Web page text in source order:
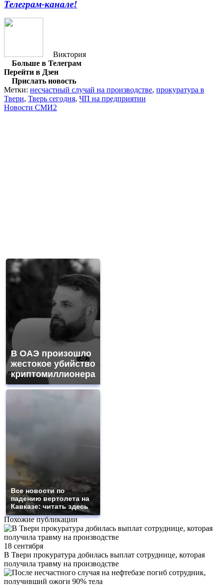
Телеграм-канале!
Виктория
Больше в Телеграм
Перейти в Дзен
Прислать новость
Метки: несчастный случай на производстве, прокуратура в
Твери, Тверь сегодня, ЧП на предприятии
Новости СМИ2
В ОАЭ произошло
жестокое убийство
криптомиллионера
Все новости по
падению вертолета на
Кавказе: читать здесь
Похожие публикации
18 сентября
В Твери прокуратура добилась выплат сотруднице, которая
получила травму на производстве